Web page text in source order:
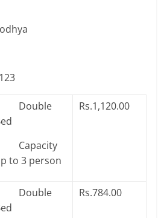
Double
Capacity
to 3 person
Rs.1,120.00
Double
Rs.784.00